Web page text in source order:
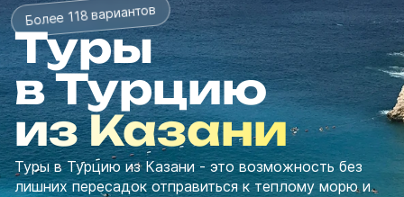
Более 118 вариантов
Туры
в Турцию
из Казани
Туры в Турцию из Казани - это возможность без
лишних пересадок отправиться к теплому морю и